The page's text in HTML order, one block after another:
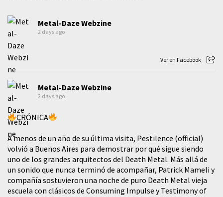
Metal-Daze Webzine
2 days ago
Ver en Facebook
Metal-Daze Webzine
2 days ago
CRÓNICA
A menos de un año de su última visita, Pestilence (official)
volvió a Buenos Aires para demostrar por qué sigue siendo
uno de los grandes arquitectos del Death Metal. Más allá de
un sonido que nunca terminó de acompañar, Patrick Mameli y
compañía sostuvieron una noche de puro Death Metal vieja
escuela con clásicos de Consuming Impulse y Testimony of